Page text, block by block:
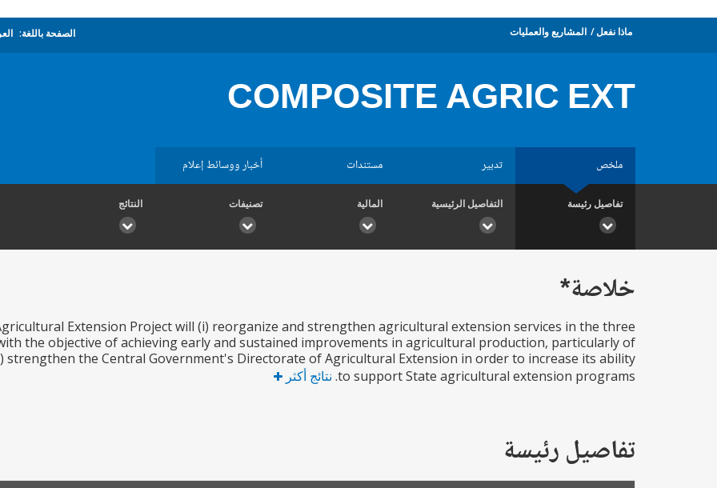
ماذا نفعل المشاريع والعمليات الصفحة باللغة:
COMPOSITE AGRIC EXT
ملخص تدبير مستندات أخبار ووسائط إعلام
تفاصيل رئيسة التفاصيل الرئيسية المالية تصنيفات النتائج
خلاصة*
Extension Project will (i) reorganize and strengthen agricultural extension services in the three
the objective of achieving early and sustained improvements in agricultural production, particularly of
strengthen the Central Government's Directorate of Agricultural Extension in order to increase its ability
to support State agricultural extension programs. نتائج أكثر
تفاصيل رئيسة